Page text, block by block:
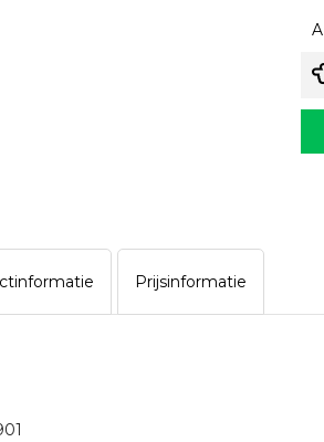
Prijsinformatie